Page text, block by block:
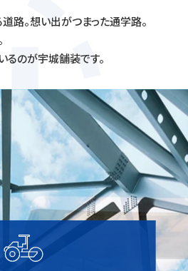
路。想い出がつまった通学路。
るのが宇城舗装です。